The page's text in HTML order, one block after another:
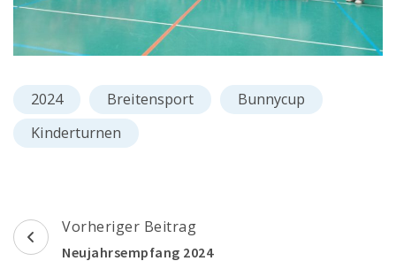
2024 Breitensport
Bunnycup
Kinderturnen
Beitragsnavigation
Vorheriger Beitrag
Neujahrsempfang 2024